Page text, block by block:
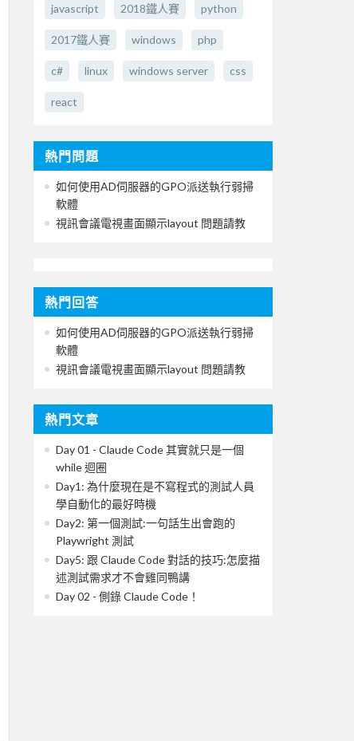
javascript 2018鐵人賽 python
2017鐵人賽 windows php
c# linux windows server css
react
熱門問題
如何使用AD伺服器的GPO派送執行弱掃
軟體
視訊會議電視畫面顯示layout 問題請教
熱門回答
如何使用AD伺服器的GPO派送執行弱掃
軟體
視訊會議電視畫面顯示layout 問題請教
熱門文章
Day 01 - Claude Code 其實就只是一個
while 迴圈
Day1: 為什麼現在是不寫程式的測試人員
學自動化的最好時機
Day2: 第一個測試:一句話生出會跑的
Playwright 測試
Day5: 跟 Claude Code 對話的技巧:怎麼描
述測試需求才不會雞同鴨講
Day 02 - 側錄 Claude Code！